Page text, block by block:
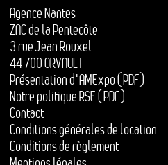
Agence Nantes
ZAC de la Pentecôte
3 rue Jean Rouxel
44 700 ORVAULT
Présentation d'AMExpo (PDF)
Notre politique RSE (PDF)
Contact
Conditions générales de location
Conditions de règlement